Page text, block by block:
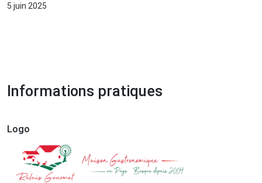
5 juin 2025
Informations pratiques
Logo